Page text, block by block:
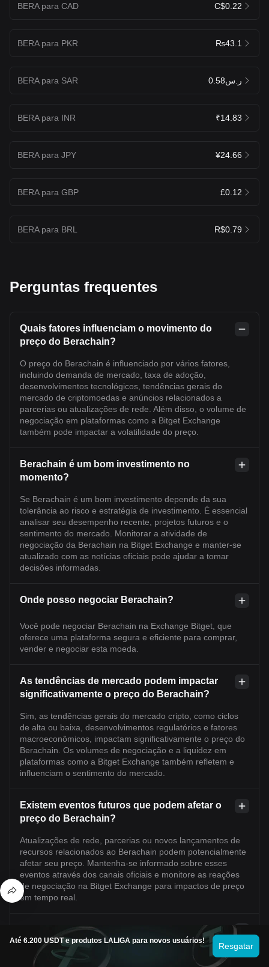
BERA para CAD C$0.22
BERA para PKR ₨43.1
BERA para SAR ر.س0.58
BERA para INR ₹14.83
BERA para JPY ¥24.66
BERA para GBP £0.12
BERA para BRL R$0.79
Perguntas frequentes
Quais fatores influenciam o movimento do
preço do Berachain?
O preço do Berachain é influenciado por vários fatores,
incluindo demanda de mercado, taxa de adoção,
desenvolvimentos tecnológicos, tendências gerais do
mercado de criptomoedas e anúncios relacionados a
parcerias ou atualizações de rede. Além disso, o volume de
negociação em plataformas como a Bitget Exchange
também pode impactar a volatilidade do preço.
Berachain é um bom investimento no
momento?
Se Berachain é um bom investimento depende da sua
tolerância ao risco e estratégia de investimento. É essencial
analisar seu desempenho recente, projetos futuros e o
sentimento do mercado. Monitorar a atividade de
negociação da Berachain na Bitget Exchange e manter-se
atualizado com as notícias oficiais pode ajudar a tomar
decisões informadas.
Onde posso negociar Berachain?
Você pode negociar Berachain na Exchange Bitget, que
oferece uma plataforma segura e eficiente para comprar,
vender e negociar esta moeda.
As tendências de mercado podem impactar
significativamente o preço do Berachain?
Sim, as tendências gerais do mercado cripto, como ciclos
de alta ou baixa, desenvolvimentos regulatórios e fatores
macroeconômicos, impactam significativamente o preço do
Berachain. Os volumes de negociação e a liquidez em
plataformas como a Bitget Exchange também refletem e
influenciam o sentimento do mercado.
Existem eventos futuros que podem afetar o
preço do Berachain?
Atualizações de rede, parcerias ou novos lançamentos de
recursos relacionados ao Berachain podem potencialmente
afetar seu preço. Mantenha-se informado sobre esses
eventos através dos canais oficiais e monitore as reações
de negociação na Bitget Exchange para impactos de preço
em tempo real.
Quão volátil é o Berachain em comparação
com outras criptomoedas?
Berachain, como muitas criptomoedas de capitalização
Até 6.200 USDT e produtos LALIGA para novos usuários!
Resgatar